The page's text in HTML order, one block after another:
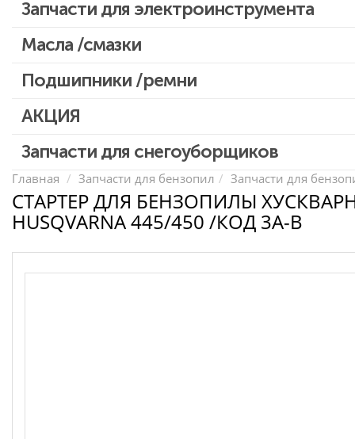
Запчасти для электроинструмента
Двигатели, редукторы для шуруповертов
Выключатели, переключатели
Запчасти для перфораторов и отбойных молотков
Запчасти для УШМ (болгарок)
Запчасти для электроинструмента другие
Конденсаторы
Якоря, статоры
Аккумуляторы, зарядные устройства
Щётки, щёточные узлы
Масла /смазки
Подшипники /ремни
АКЦИЯ
Скидка 50%
Запчасти для снегоуборщиков
Главная Запчасти для бензопил Запчасти для
СТАРТЕР ДЛЯ БЕНЗОПИЛЫ
HUSQVARNA 445/450 /КОД 3A-B